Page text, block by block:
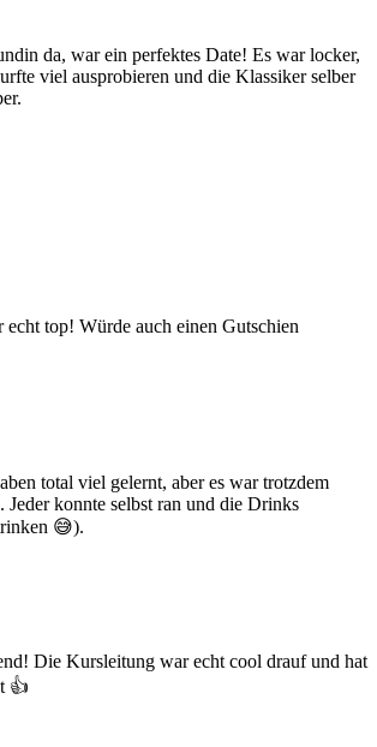
da, war ein perfektes Date! Es war locker,
viel ausprobieren und die Klassiker selber
top! Würde auch einen Gutschien
total viel gelernt, aber es war trotzdem
Jeder konnte selbst ran und die Drinks
😅).
Die Kursleitung war echt cool drauf und hat
👍